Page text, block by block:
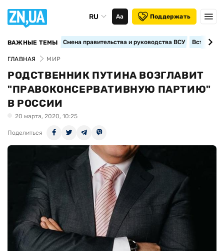
RU Аа Поддержать
ВАЖНЫЕ ТЕМЫ Смена правительства и руководства ВСУ
ГЛАВНАЯ МИР
РОДСТВЕННИК ПУТИНА ВОЗГЛАВИТ
"ПРАВОКОНСЕРВАТИВНУЮ ПАРТИЮ"
В РОССИИ
20 марта, 2020, 10:25
Поделиться